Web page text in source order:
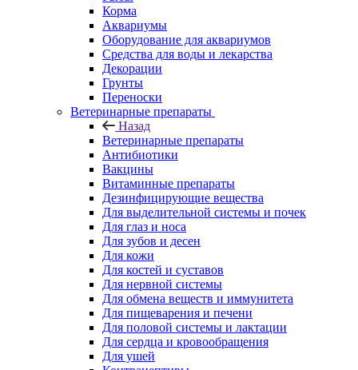
Корма
Аквариумы
Оборудование для аквариумов
Средства для воды и лекарства
Декорации
Грунты
Переноски
Ветеринарные препараты
Назад
Ветеринарные препараты
Антибиотики
Вакцины
Витаминные препараты
Дезинфицирующие вещества
Для выделительной системы и почек
Для глаз и носа
Для зубов и десен
Для кожи
Для костей и суставов
Для нервной системы
Для обмена веществ и иммунитета
Для пищеварения и печени
Для половой системы и лактации
Для сердца и кровообращения
Для ушей